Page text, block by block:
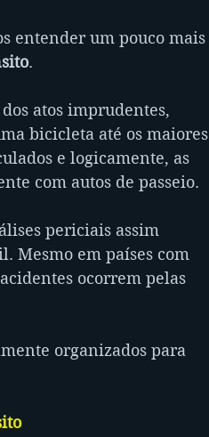
entender um pouco mais
.
atos imprudentes,
bicicleta até os maiores
e logicamente, as
com autos de passeio.
periciais assim
Mesmo em países com
ocorrem pelas
organizados para